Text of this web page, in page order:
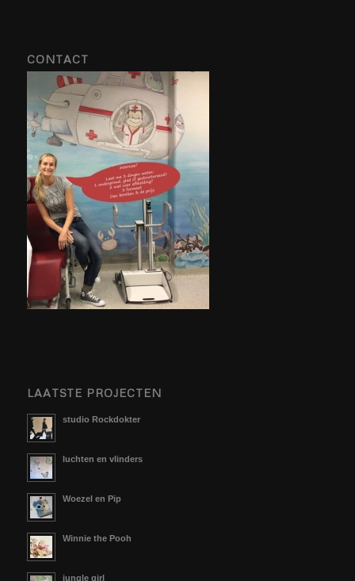
CONTACT
LAATSTE PROJECTEN
studio Rockdokter
luchten en vlinders
Woezel en Pip
Winnie the Pooh
jungle girl